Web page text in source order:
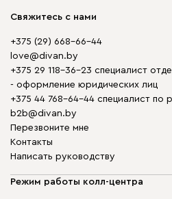
Свяжитесь с нами
+375 (29) 668-66-44
love@divan.by
+375 29 118-36-23 специалист
- оформление юридических лиц
+375 44 768-64-44 специалист по
b2b@divan.by
Перезвоните мне
Контакты
Написать руководству
Режим работы колл-центра